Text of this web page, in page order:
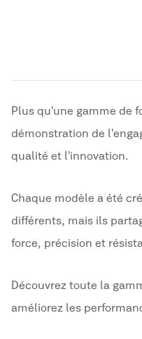
Plus qu'une gamme de
démonstration de
qualité et l'innovation.
Chaque modèle a été
différents, mais ils
force, précision et
Découvrez toute la
améliorez les